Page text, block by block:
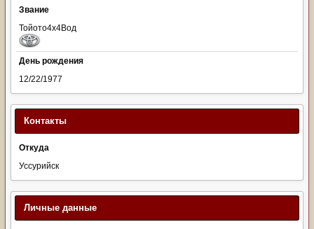
Звание
Тойото4х4Вод
День рождения
12/22/1977
Контакты
Откуда
Уссурийск
Личные данные